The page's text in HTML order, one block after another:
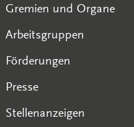
Gremien und Organe
Arbeitsgruppen
Förderungen
Presse
Stellenanzeigen